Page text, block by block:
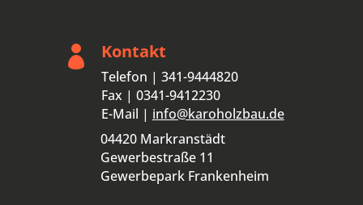
 Kontakt
Telefon | 341-9444820
Fax | 0341-9412230
E-Mail | info@karoholzbau.de
04420 Markranstädt
Gewerbestraße 11
Gewerbepark Frankenheim